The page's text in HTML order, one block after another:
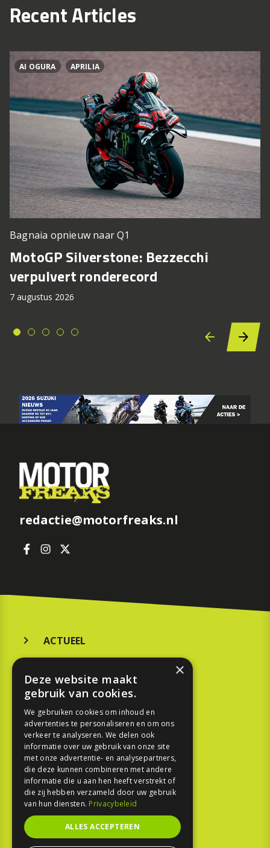
Recent Articles
AI OGURA APRILIA
Bagnaia opnieuw naar Q1
MotoGP Silverstone: Bezzecchi
verpulvert ronderecord
7 augustus 2026
redactie@motorfreaks.nl
ACTUEEL
KOOPGIDS
TESTEN
SPORT
REPORTAGE
TOUREN
NIEUWSBRIEF
×
Deze website maakt
gebruik van cookies.
We gebruiken cookies om inhoud en
advertenties te personaliseren en om ons
verkeer te analyseren. We delen ook
informatie over uw gebruik van onze site
met onze advertentie- en analysepartners,
die deze kunnen combineren met andere
informatie die u aan hen heeft verstrekt of
die zij hebben verzameld door uw gebruik
van hun diensten. Privacybeleid
ALLES ACCEPTEREN